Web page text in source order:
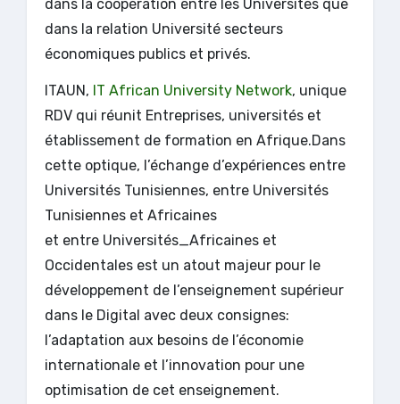
dans la coopération entre les Universités que
dans la relation Université secteurs
économiques publics et privés.
ITAUN, IT African University Network, unique
RDV qui réunit Entreprises, universités et
établissement de formation en Afrique.Dans
cette optique, l’échange d’expériences entre
Universités Tunisiennes, entre Universités
Tunisiennes et Africaines
et entre Universités_Africaines et
Occidentales est un atout majeur pour le
développement de l’enseignement supérieur
dans le Digital avec deux consignes:
l’adaptation aux besoins de l’économie
internationale et l’innovation pour une
optimisation de cet enseignement.